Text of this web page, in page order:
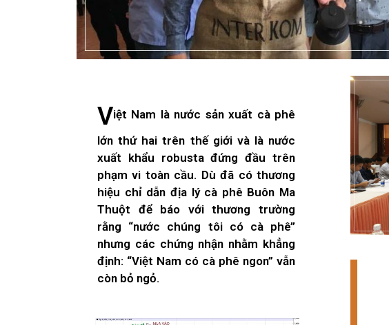
Việt Nam là nước sản xuất cà phê
lớn thứ hai trên thế giới và là nước
xuất khẩu robusta đứng đầu trên
phạm vi toàn cầu. Dù đã có thương
hiệu chỉ dẫn địa lý cà phê Buôn Ma
Thuột để báo với thương trường
rằng “nước chúng tôi có cà phê’’
nhưng các chứng nhận nhằm khẳng
định: “Việt Nam có cà phê ngon” vẫn
còn bỏ ngỏ.